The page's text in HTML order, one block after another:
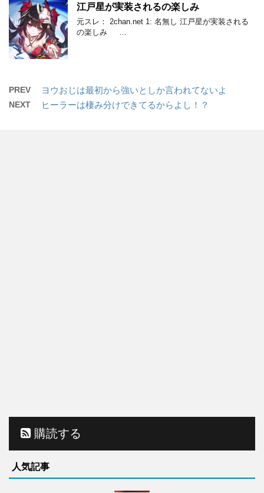
江戸星が実装されるの楽しみ
元スレ： 2chan.net 1: 名無し 江戸星が実装される
の楽しみ …
PREV ヨウおじは最初から強いとしか言われてないよ
NEXT ヒーラーは棲み分けできてるからよし！？
購読する
人気記事